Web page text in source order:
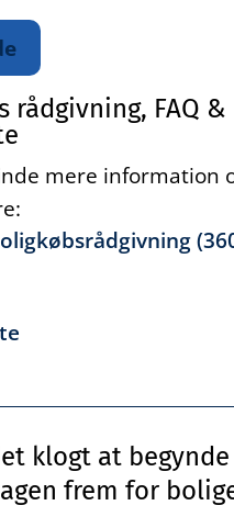
rådgivning, FAQ &
mere information
klogt at begynde
frem for